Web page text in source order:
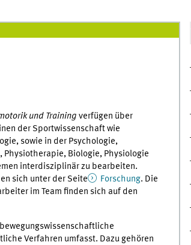
und Training verfügen über
der Sportwissenschaft wie
sowie in der Psychologie,
Biologie, Physiologie
interdisziplinär zu bearbeiten.
sich unter der Seite
Forschung. Die
im Team finden sich auf den
Verfahren umfasst. Dazu gehören